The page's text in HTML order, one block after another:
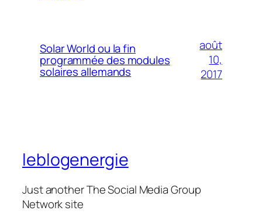
Solar World ou la fin
programmée des modules
solaires allemands
août
10,
2017
leblogenergie
Just another The Social Media Group
Network site